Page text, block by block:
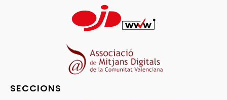
SECCIONS